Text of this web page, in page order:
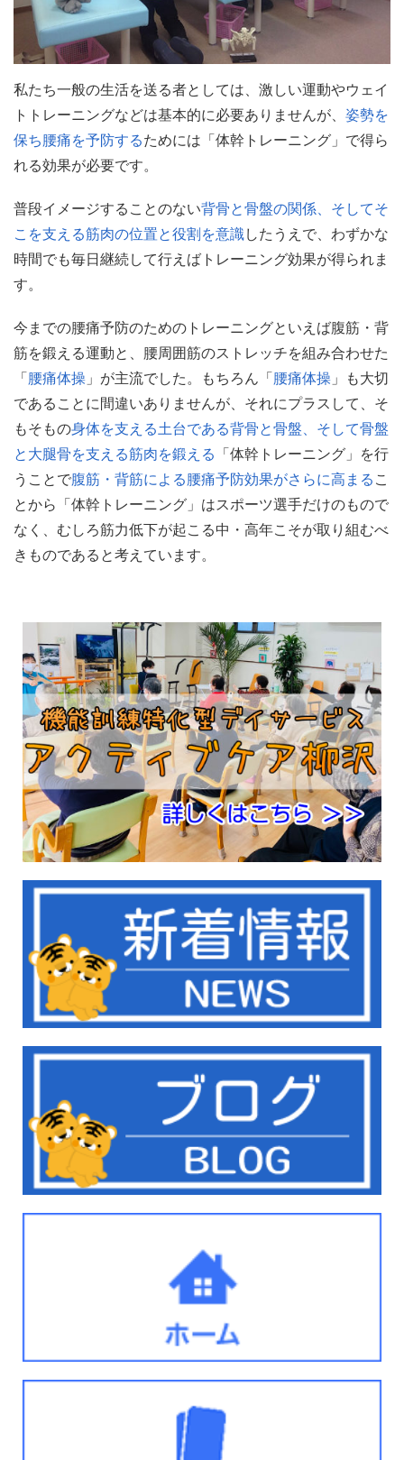
私たち一般の生活を送る者としては、激しい運動やウェイ
トトレーニングなどは基本的に必要ありませんが、 姿勢を
保ち腰痛を予防するためには「体幹トレーニング」で得ら
れる効果が必要です。
普段イメージすることのない背骨と骨盤の関係、そしてそ
こを支える筋肉の位置と役割を意識したうえで、わずかな
時間でも毎日継続して行えばトレーニング効果が得られま
す。
今までの腰痛予防のためのトレーニングといえば腹筋・背
筋を鍛える運動と、腰周囲筋のストレッチを組み合わせた
「 腰痛体操 」が主流でした。もちろん「 腰痛体操 」も大切
であることに間違いありませんが、それにプラスして、そ
もそもの身体を支える土台である背骨と骨盤、そして骨盤
と大腿骨を支える筋肉を鍛える
「体幹トレーニング」を行
うことで腹筋・背筋による腰痛予防効果がさらに高まる こ
とから「体幹トレーニング」はスポーツ選手だけのもので
なく、むしろ筋力低下が起こる中・高年こそが取り組むべ
きものであると考えています。